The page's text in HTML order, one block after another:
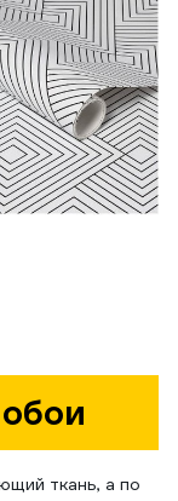
ткань, а по